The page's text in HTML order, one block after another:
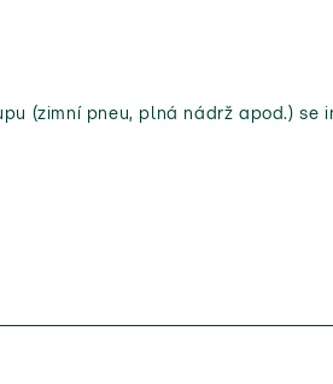
(zimní pneu, plná nádrž apod.) se